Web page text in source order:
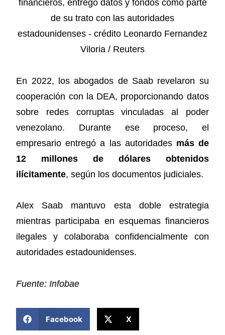
En 2022, los abogados de Saab revelaron su
cooperación con la DEA, proporcionando datos
sobre redes corruptas vinculadas al poder
venezolano. Durante ese proceso, el
empresario entregó a las autoridades más de
12 millones de dólares obtenidos
ilícitamente, según los documentos judiciales.
Alex Saab mantuvo esta doble estrategia
mientras participaba en esquemas financieros
ilegales y colaboraba confidencialmente con
autoridades estadounidenses.
Fuente: Infobae
Facebook X